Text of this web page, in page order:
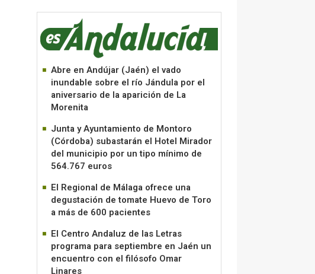
Abre en Andújar (Jaén) el vado
inundable sobre el río Jándula por el
aniversario de la aparición de La
Morenita
Junta y Ayuntamiento de Montoro
(Córdoba) subastarán el Hotel Mirador
del municipio por un tipo mínimo de
564.767 euros
El Regional de Málaga ofrece una
degustación de tomate Huevo de Toro
a más de 600 pacientes
El Centro Andaluz de las Letras
programa para septiembre en Jaén un
encuentro con el filósofo Omar
Linares